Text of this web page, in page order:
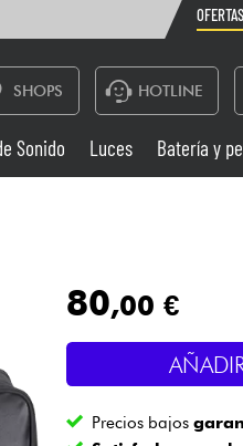
OFERTAS
SHOPS HOTLINE
France
Belgique
Nederland
Sistemas de
Vientos
Cables & Acces.
Sonido Luces Batería y
80,00 €
Precios bajos